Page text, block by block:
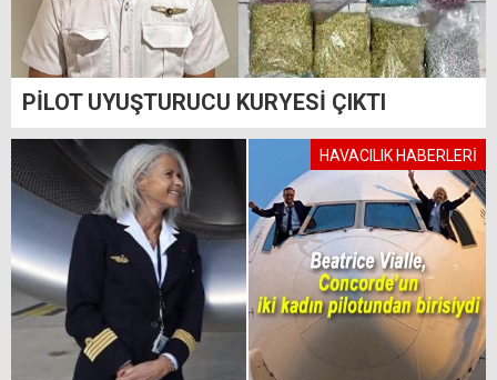
PİLOT UYUŞTURUCU KURYESİ ÇIKTI
HAVACILIK HABERLERİ